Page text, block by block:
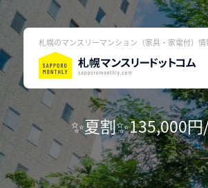
札幌のマンスリーマンション（家具・家電付）情
✨夏割✨135,000